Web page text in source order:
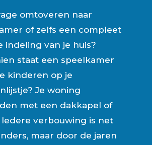
omtoveren naar
of zelfs een compleet
indeling van je huis?
staat een speelkamer
kinderen op je
Je woning
met een dakkapel of
Iedere verbouwing is net
maar door de jaren